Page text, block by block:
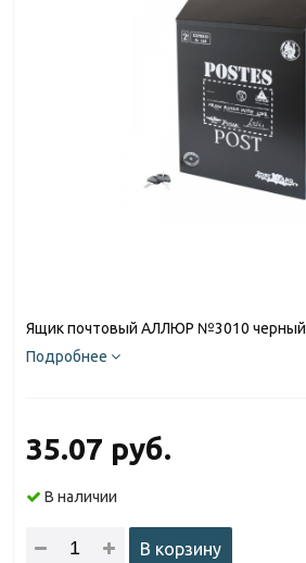
Ящик почтовый АЛЛЮР №3010 черный
Подробнее
35.07 руб.
В наличии
В корзину